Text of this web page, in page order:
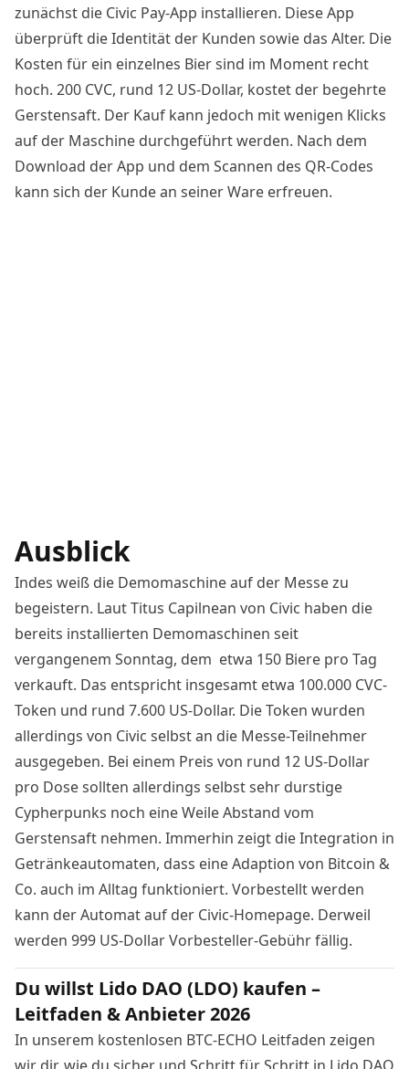
zunächst die Civic Pay-App installieren. Diese App
überprüft dieIdentität der Kunden sowie das Alter. Die
Kosten für ein einzelnes Bier sind im Moment recht
hoch. 200 CVC, rund 12 US-Dollar, kostet der begehrte
Gerstensaft. Der Kauf kann jedoch mit wenigen Klicks
auf der Maschine durchgeführt werden. Nach dem
Download der App und dem Scannen des QR-Codes
kann sich der Kunde an seiner Ware erfreuen.
Ausblick
Indes weiß die Demomaschine auf der Messe zu
begeistern. Laut Titus Capilnean von Civic haben die
bereits installierten Demomaschinen seit
vergangenem Sonntag, dem etwa 150 Biere pro Tag
verkauft. Das entspricht insgesamt etwa 100.000 CVC-
Token und rund 7.600 US-Dollar. Die Token wurden
allerdings von Civic selbst an die Messe-Teilnehmer
ausgegeben. Bei einem Preis von rund 12 US-Dollar
pro Dose sollten allerdings selbst sehr durstige
Cypherpunks noch eine Weile Abstand vom
Gerstensaft nehmen. Immerhin zeigt die Integration in
Getränkeautomaten, dass eine Adaption von Bitcoin &
Co. auch im Alltag funktioniert. Vorbestellt werden
kann der Automat auf der Civic-Homepage. Derweil
werden 999 US-Dollar Vorbesteller-Gebühr fällig.
Du willst Lido DAO (LDO) kaufen –
Leitfaden & Anbieter 2026
In unserem kostenlosen BTC-ECHO Leitfaden zeigen